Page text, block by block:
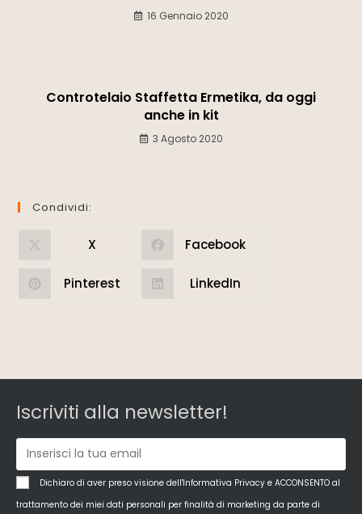
16 Gennaio 2020
Controtelaio Staffetta Ermetika, da oggi
anche in kit
3 Agosto 2020
Condividi:
X Facebook
Pinterest LinkedIn
Iscriviti alla newsletter!
Dichiaro di aver preso visione dell'Informativa Privacy e ACCONSENTO al
trattamento dei miei dati personali per finalità di marketing da parte di